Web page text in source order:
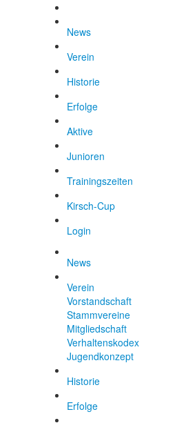
News
Verein
Historie
Erfolge
Aktive
Junioren
Trainingszeiten
Kirsch-Cup
Login
News
Verein
Vorstandschaft
Stammvereine
Mitgliedschaft
Verhaltenskodex
Jugendkonzept
Historie
Erfolge